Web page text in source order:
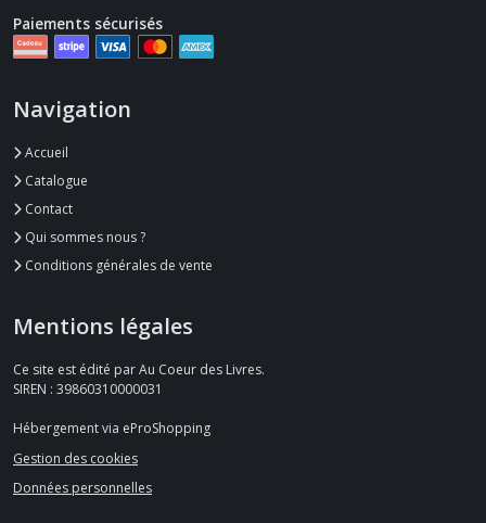
Paiements sécurisés
Navigation
Accueil
Catalogue
Contact
Qui sommes nous ?
Conditions générales de vente
Mentions légales
Ce site est édité par Au Coeur des Livres.
SIREN : 39860310000031
Hébergement via eProShopping
Gestion des cookies
Données personnelles